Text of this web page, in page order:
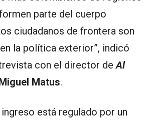
parte del cuerpo
ciudadanos de frontera son
la política exterior”, indicó
con el director deAl
Matus.
está regulado por un